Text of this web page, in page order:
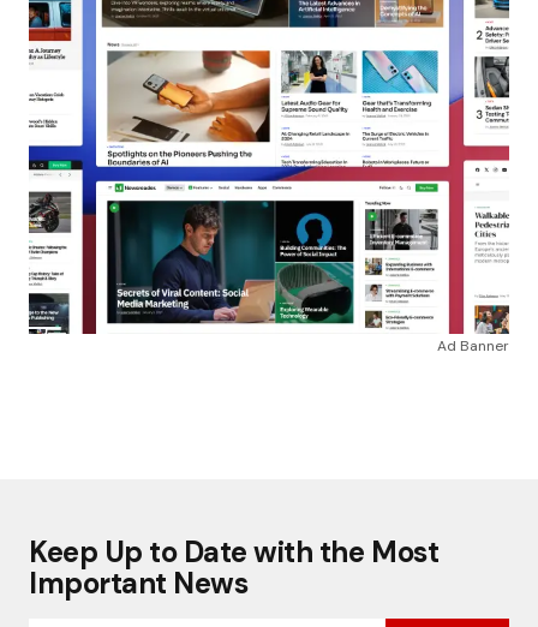
Ad Banner
Keep Up to Date with the Most
Important News